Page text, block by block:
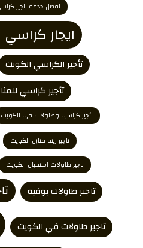
افضل خدمة تاجير
ايجار
تأجير الكراسي الكويت
تأجير كراسي
تأجير كراسي وطاولات في الكويت
تاجير زينة منازل الكويت
تاجير طاولات استقبال الكويت
تاجير طاولات بوفيه
تاجير طاولات في الكويت